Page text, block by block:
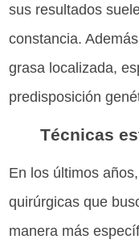
sus resultados
constancia.
grasa localizada,
predisposición
Técnicas
En los últimos
quirúrgicas que
manera más